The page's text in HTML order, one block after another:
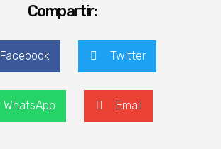
Compartir:
Facebook Twitter
WhatsApp Email